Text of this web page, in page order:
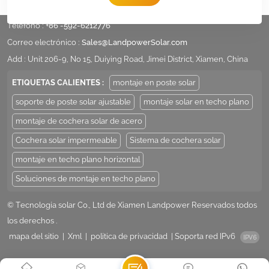
Teléfono :+86 -592-6212776
Correo electrónico : Sales@LandpowerSolar.com
Add : Unit 206-9, No 15, Duiying Road, Jimei District, Xiamen, China
ETIQUETAS CALIENTES : montaje en poste solar
soporte de poste solar ajustable montaje solar en techo plano
montaje de cochera solar de acero
Cochera solar impermeable Sistema de cochera solar
montaje en techo plano horizontal
Soluciones de montaje en techo plano
© Tecnología solar Co., Ltd de Xiamen Landpower Reservados todos
los derechos .
mapa del sitio
Xml política de privacidad Soporta red IPv6